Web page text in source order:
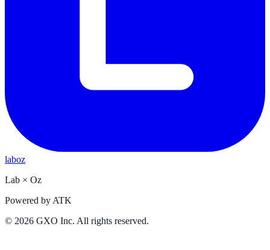
laboz
Lab × Oz
Powered by ATK
© 2026 GXO Inc. All rights reserved.